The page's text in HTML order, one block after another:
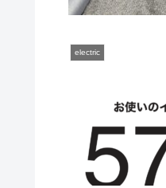
electric